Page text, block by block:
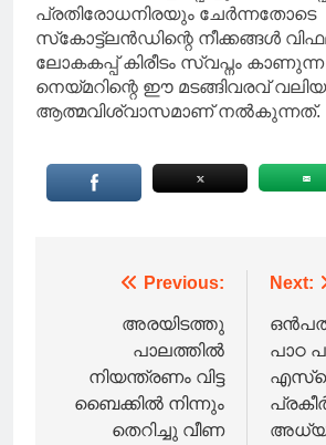
പ്രതിരോധനിരയും ചേർന്നതോടെ
സ്‌കോട്ട്‌ലൻഡിന്റെ നീക്കങ്ങൾ
ലോകകപ്പ് കിരീടം സ്വപ്നം
നെയ്മറിന്റെ ഈ മടങ്ങിവരവ് വലിയ
ആത്മവിശ്വാസമാണ് നൽകുന്നത്.
navigation
Previous:
അരയിടത്തു
പാലത്തിൽ
നിയന്ത്രണം വിട്ട
ബൈക്കിൽ നിന്നും
തെറിച്ചു വീണ
Next:
പാഠ